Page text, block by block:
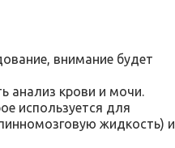
внимание будет
анализ крови и мочи.
используется для
жидкость) и